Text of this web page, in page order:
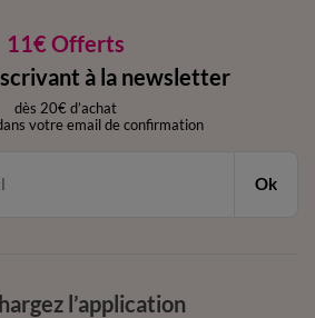
11€ Offerts
à la newsletter
dès 20€ d’achat
votre email de confirmation
Ok
l’application